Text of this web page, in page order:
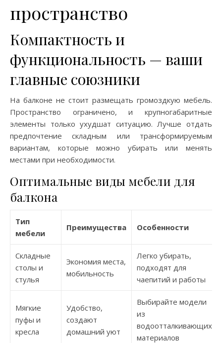
пространство
Компактность и
функциональность — ваши
главные союзники
На балконе не стоит размещать громоздкую мебель.
Пространство ограничено, и крупногабаритные
элементы только ухудшат ситуацию. Лучше отдать
предпочтение складным или трансформируемым
вариантам, которые можно убирать или менять
местами при необходимости.
Оптимальные виды мебели для
балкона
Тип
мебели
Преимущества Особенности
Складные
столы и
стулья
Экономия места,
мобильность
Легко убирать,
подходят для
чаепитий и работы
Мягкие
пуфы и
кресла
Удобство,
создают
домашний уют
Выбирайте модели
из
водоотталкивающих
материалов